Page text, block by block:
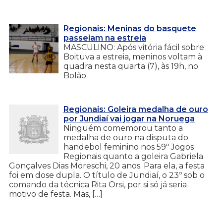
Regionais: Meninas do basquete
passeiam na estreia
MASCULINO: Após vitória fácil sobre
Boituva a estreia, meninos voltam à
quadra nesta quarta (7), às 19h, no
Bolão
Regionais: Goleira medalha de ouro
por Jundiaí vai jogar na Noruega
Ninguém comemorou tanto a
medalha de ouro na disputa do
handebol feminino nos 59º Jogos
Regionais quanto a goleira Gabriela
Gonçalves Dias Moreschi, 20 anos. Para ela, a festa
foi em dose dupla. O título de Jundiaí, o 23º sob o
comando da técnica Rita Orsi, por si só já seria
motivo de festa. Mas, […]